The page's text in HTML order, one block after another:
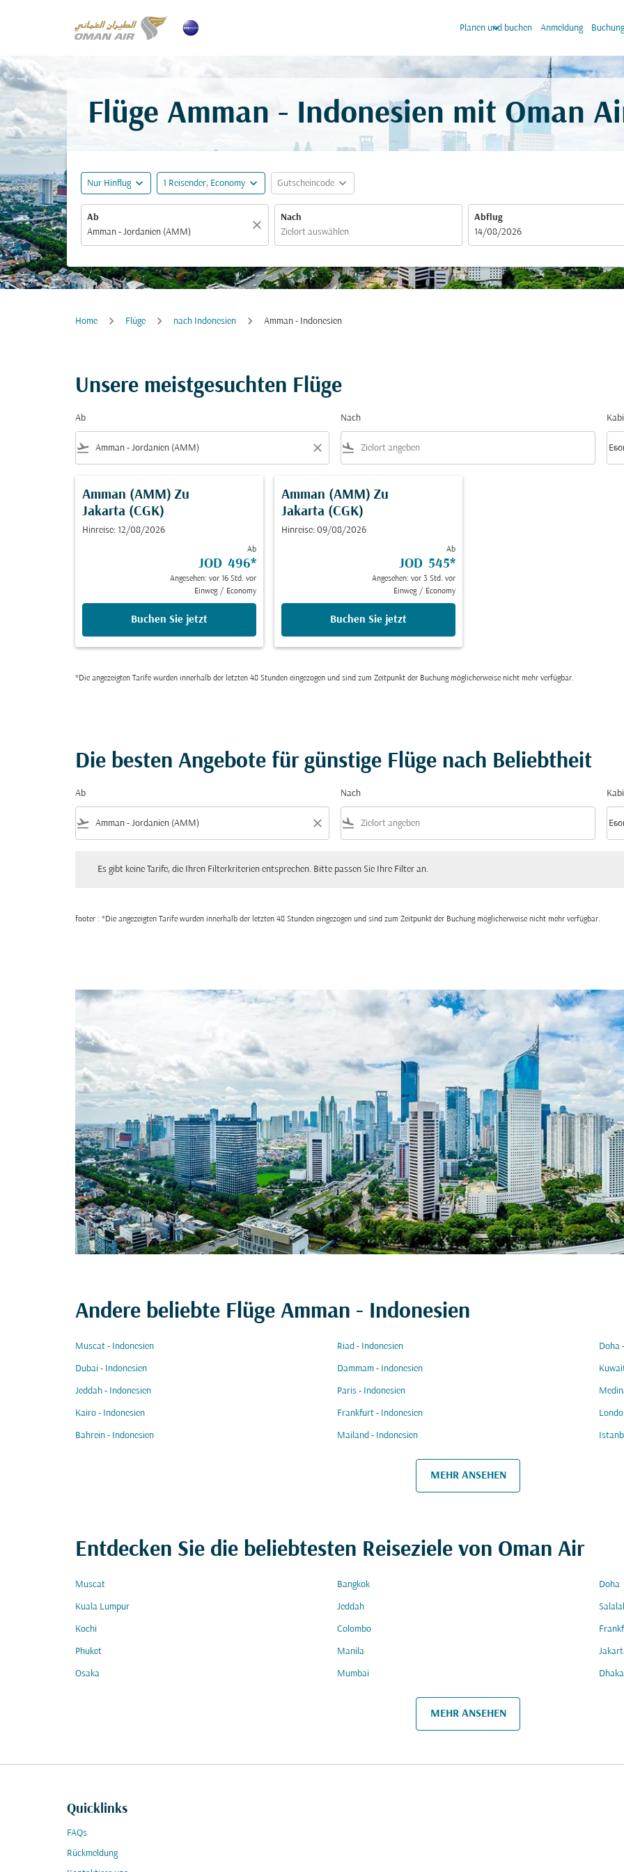
Planen und buchen
keyboard_arrow_down Anmeldung
Flüge Amman - Indonesien mit Oman
Nur Hinflug expand_more 1 Reisender, Economy expand_more Gutscheincode expand_more
Ab
close
Nach
Abflug
fc-booking-departure-date-aria-label
14/08/2026
Home Flüge nach Indonesien Amman - Indonesien
Unsere meistgesuchten Flüge
Ab
flight_takeoff close
Nach
flight_land keyboard_arrow_down
Amman (AMM) Zu
Jakarta (CGK)
Hinreise: 12/08/2026
Ab
JOD 496*
Angesehen: vor 16 Std. vor
Einweg / Economy
Buchen Sie jetzt
Amman (AMM) Zu
Jakarta (CGK)
Hinreise: 09/08/2026
Ab
JOD 545*
Angesehen: vor 3 Std. vor
Einweg / Economy
Buchen Sie jetzt
*Die angezeigten Tarife wurden innerhalb der letzten 48 Stunden eingezogen und sind zum Zeitpunkt der Buchung möglicherweise nicht mehr verfügbar.
Die besten Angebote für günstige Flüge nach Beliebtheit
Ab
flight_takeoff close
Nach
flight_land keyboard_arrow_down
Es gibt keine Tarife, die Ihren Filterkriterien entsprechen. Bitte passen Sie Ihre Filter an.
footer : *Die angezeigten Tarife wurden innerhalb der letzten 48 Stunden eingezogen und sind zum Zeitpunkt der Buchung möglicherweise nicht mehr verfügbar.
Andere beliebte Flüge Amman - Indonesien
Muscat - Indonesien Riad - Indonesien Doha
Dubai - Indonesien Dammam - Indonesien
Jeddah - Indonesien Paris - Indonesien
Kairo - Indonesien Frankfurt - Indonesien
Bahrein - Indonesien Mailand - Indonesien
MEHR ANSEHEN
Entdecken Sie die beliebtesten Reiseziele von Oman Air
Muscat Bangkok Doha
Kuala Lumpur Jeddah
Kochi Colombo
Phuket Manila
Osaka Mumbai Dhaka
MEHR ANSEHEN
Quicklinks
FAQs
Rückmeldung